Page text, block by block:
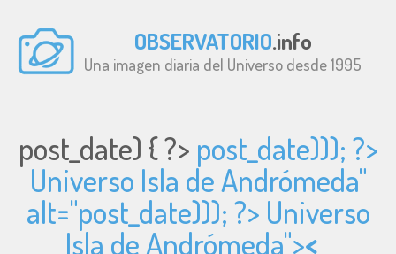
OBSERVATORIO.info
Una imagen diaria del Universo desde 1995
post_date) { ?> post_date))); ?>
Universo Isla de Andrómeda"
alt="post_date))); ?> Universo
Isla de Andrómeda"><